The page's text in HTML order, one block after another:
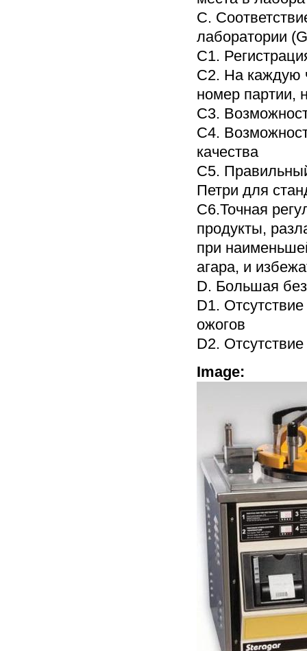
C.
лаборатории
C1.
C2. На каждую
номер партии,
C3.
C4.
качества
C5.
Петри для
C6.Точная
продукты,
при
агара, и
D. Большая
D1.
ожогов
D2.
Image: